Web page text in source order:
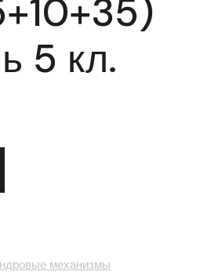
5 кл.
механизм Kale kilit (Кале килит)
механизмы